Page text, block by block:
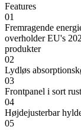
Features
01
Fremragende
overholder EU's
produkter
02
Lydløs
03
Frontpanel i sort
04
Højdejusterbar
05